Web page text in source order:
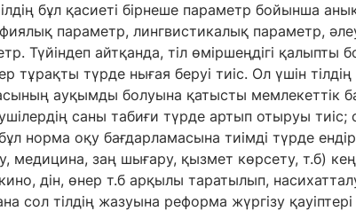
бұл қасиеті бірнеше параметр бойынша
параметр, лингвистикалық параметр,
Түйіндеп айтқанда, тіл өміршеңдігі қалыпты
түрде нығая беруі тиіс. Ол үшін тілдің
ауқымды болуына қатысты мемлекеттік
саны табиғи түрде артып отыруы тиіс;
норма оқу бағдарламасына тиімді түрде
медицина, заң шығару, қызмет көрсету, т.б)
дін, өнер т.б арқылы таратылып,
сол тілдің жазуына реформа жүргізу